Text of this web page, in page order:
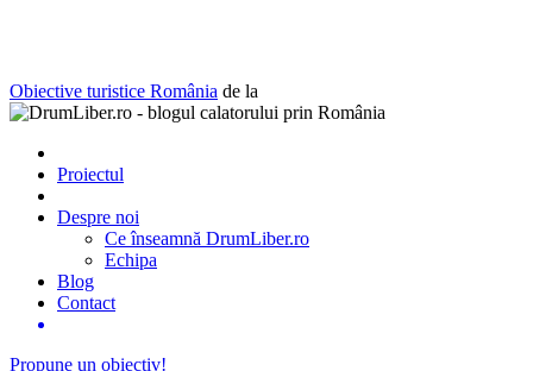
Obiective turistice România de la
Proiectul
Despre noi
Ce înseamnă DrumLiber.ro
Echipa
Blog
Contact
Propune un obiectiv!